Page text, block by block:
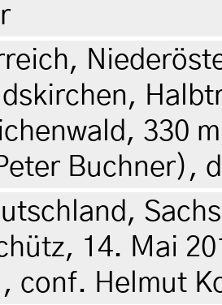
330
Buchner),
14. Mai
conf. Helmut